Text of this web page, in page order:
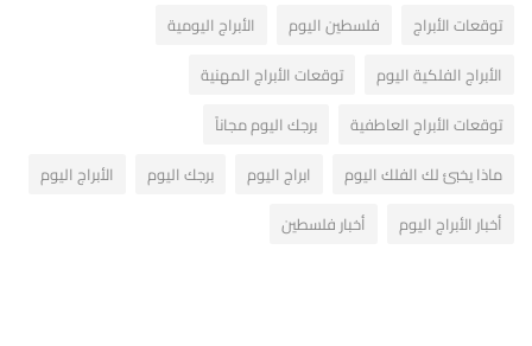
توقعات الأبراج
فلسطين اليوم
الأبراج اليومية
الأبراج الفلكية اليوم
توقعات الأبراج المهنية
توقعات الأبراج العاطفية
برجك اليوم مجاناً
ماذا يخبئ لك الفلك اليوم
ابراج اليوم برجك اليوم
الأبراج اليوم
أخبار الأبراج اليوم
أخبار فلسطين